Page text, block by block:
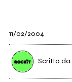
11/02/2004
Scritto da